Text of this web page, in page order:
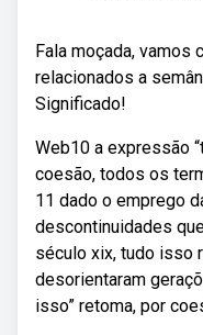
Fala moçada, vamos
relacionados a
Significado!
Web10 a expressão
coesão, todos os
11 dado o emprego
descontinuidades
século xix, tudo isso
desorientaram
isso” retoma, por